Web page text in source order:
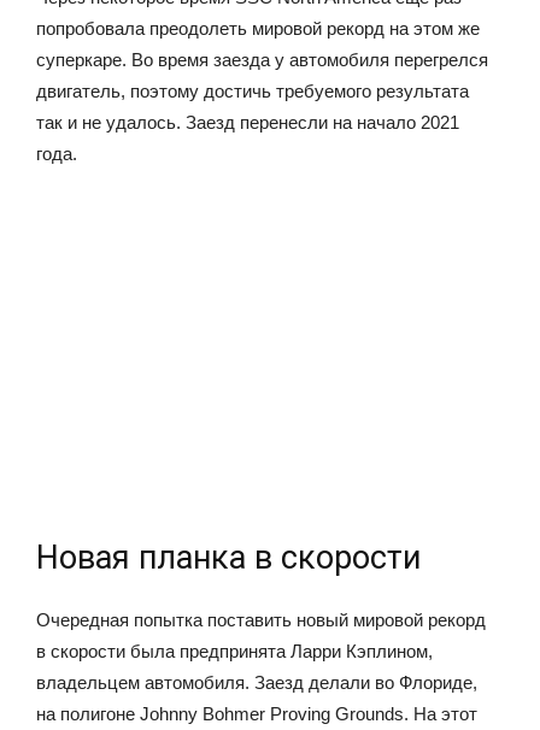
попробовала преодолеть мировой рекорд на этом же
суперкаре. Во время заезда у автомобиля перегрелся
двигатель, поэтому достичь требуемого результата
так и не удалось. Заезд перенесли на начало 2021
года.
Новая планка в скорости
Очередная попытка поставить новый мировой рекорд
в скорости была предпринята Ларри Кэплином,
владельцем автомобиля. Заезд делали во Флориде,
на полигоне Johnny Bohmer Proving Grounds. На этот